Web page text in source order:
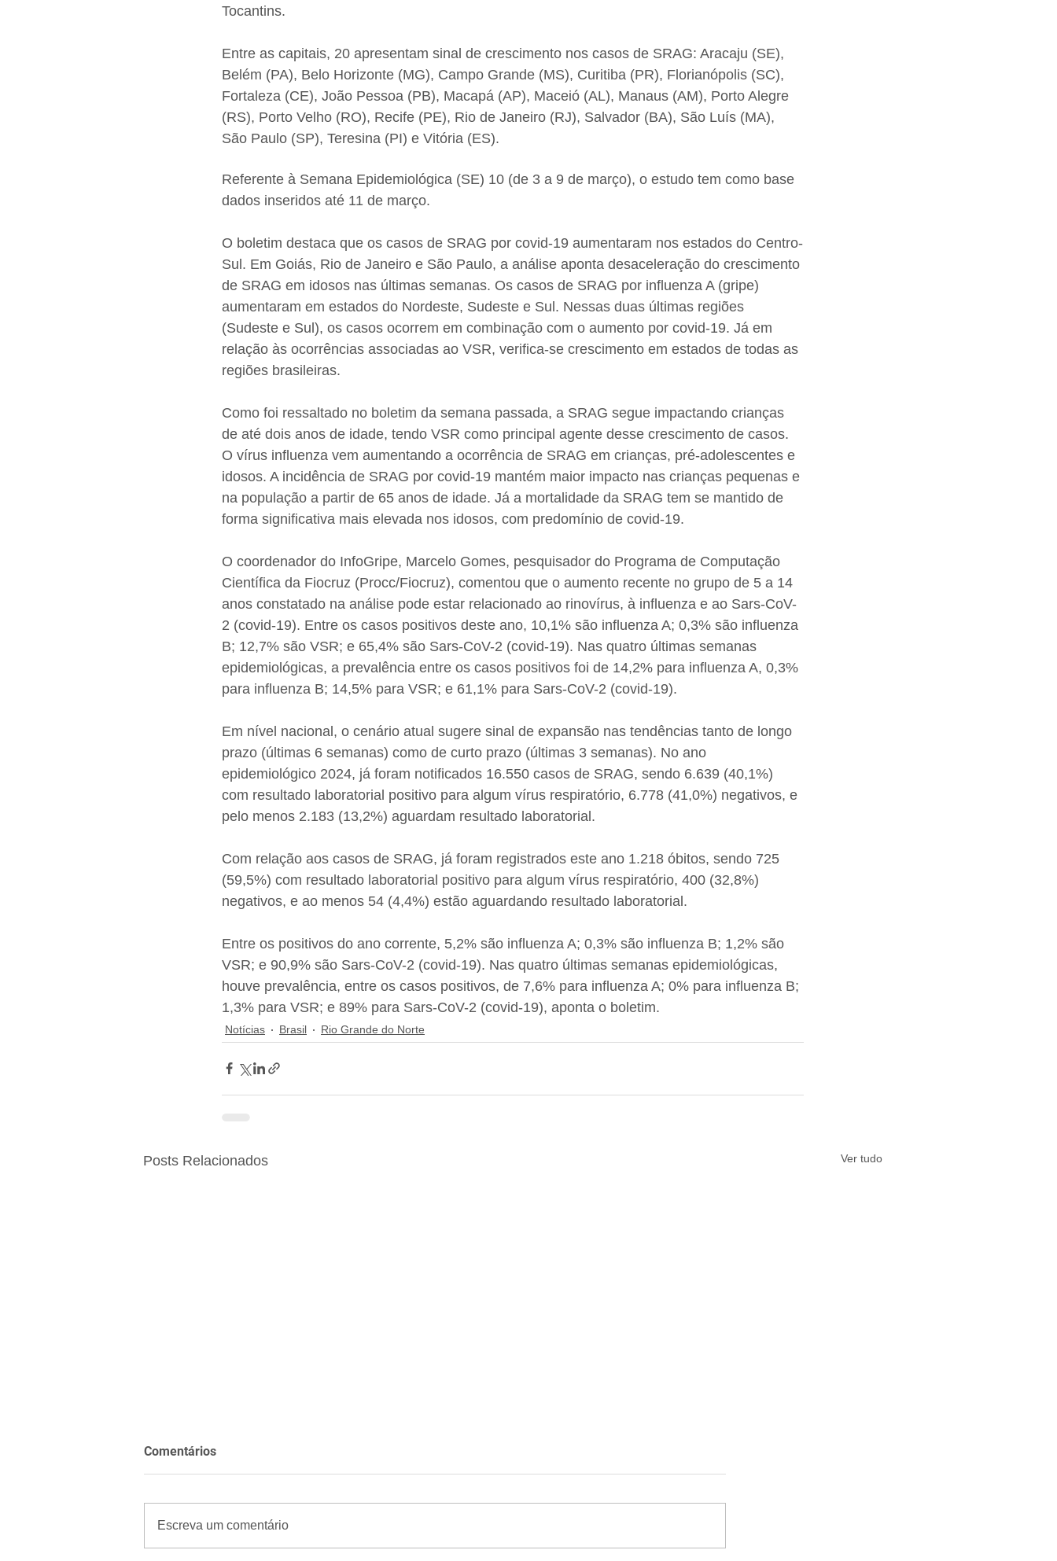
Tocantins.
Entre as capitais, 20 apresentam sinal de crescimento nos casos de SRAG: Aracaju (SE),
Belém (PA), Belo Horizonte (MG), Campo Grande (MS), Curitiba (PR), Florianópolis (SC),
Fortaleza (CE), João Pessoa (PB), Macapá (AP), Maceió (AL), Manaus (AM), Porto Alegre
(RS), Porto Velho (RO), Recife (PE), Rio de Janeiro (RJ), Salvador (BA), São Luís (MA),
São Paulo (SP), Teresina (PI) e Vitória (ES).
Referente à Semana Epidemiológica (SE) 10 (de 3 a 9 de março), o estudo tem como base
dados inseridos até 11 de março.
O boletim destaca que os casos de SRAG por covid-19 aumentaram nos estados do Centro-
Sul. Em Goiás, Rio de Janeiro e São Paulo, a análise aponta desaceleração do crescimento
de SRAG em idosos nas últimas semanas. Os casos de SRAG por influenza A (gripe)
aumentaram em estados do Nordeste, Sudeste e Sul. Nessas duas últimas regiões
(Sudeste e Sul), os casos ocorrem em combinação com o aumento por covid-19. Já em
relação às ocorrências associadas ao VSR, verifica-se crescimento em estados de todas as
regiões brasileiras.
Como foi ressaltado no boletim da semana passada, a SRAG segue impactando crianças
de até dois anos de idade, tendo VSR como principal agente desse crescimento de casos.
O vírus influenza vem aumentando a ocorrência de SRAG em crianças, pré-adolescentes e
idosos. A incidência de SRAG por covid-19 mantém maior impacto nas crianças pequenas e
na população a partir de 65 anos de idade. Já a mortalidade da SRAG tem se mantido de
forma significativa mais elevada nos idosos, com predomínio de covid-19.
O coordenador do InfoGripe, Marcelo Gomes, pesquisador do Programa de Computação
Científica da Fiocruz (Procc/Fiocruz), comentou que o aumento recente no grupo de 5 a 14
anos constatado na análise pode estar relacionado ao rinovírus, à influenza e ao Sars-CoV-
2 (covid-19). Entre os casos positivos deste ano, 10,1% são influenza A; 0,3% são influenza
B; 12,7% são VSR; e 65,4% são Sars-CoV-2 (covid-19). Nas quatro últimas semanas
epidemiológicas, a prevalência entre os casos positivos foi de 14,2% para influenza A, 0,3%
para influenza B; 14,5% para VSR; e 61,1% para Sars-CoV-2 (covid-19).
Em nível nacional, o cenário atual sugere sinal de expansão nas tendências tanto de longo
prazo (últimas 6 semanas) como de curto prazo (últimas 3 semanas). No ano
epidemiológico 2024, já foram notificados 16.550 casos de SRAG, sendo 6.639 (40,1%)
com resultado laboratorial positivo para algum vírus respiratório, 6.778 (41,0%) negativos, e
pelo menos 2.183 (13,2%) aguardam resultado laboratorial.
Com relação aos casos de SRAG, já foram registrados este ano 1.218 óbitos, sendo 725
(59,5%) com resultado laboratorial positivo para algum vírus respiratório, 400 (32,8%)
negativos, e ao menos 54 (4,4%) estão aguardando resultado laboratorial.
Entre os positivos do ano corrente, 5,2% são influenza A; 0,3% são influenza B; 1,2% são
VSR; e 90,9% são Sars-CoV-2 (covid-19). Nas quatro últimas semanas epidemiológicas,
houve prevalência, entre os casos positivos, de 7,6% para influenza A; 0% para influenza B;
1,3% para VSR; e 89% para Sars-CoV-2 (covid-19), aponta o boletim.
Notícias Brasil Rio Grande do Norte
Posts Relacionados Ver tudo
Comentários
Escreva um comentário